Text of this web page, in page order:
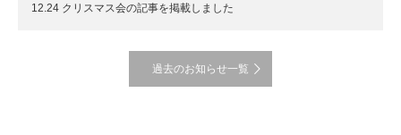
12.24 クリスマス会の記事を掲載しました
過去のお知らせ一覧